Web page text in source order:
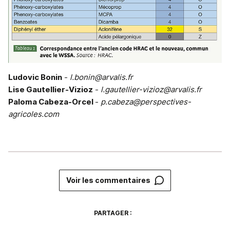
Ludovic Bonin - l.bonin@arvalis.fr
Lise Gautellier-Vizioz - l.gautellier-vizioz@arvalis.fr
Paloma Cabeza-Orcel - p.cabeza@perspectives-
agricoles.com
Voir les commentaires
PARTAGER :